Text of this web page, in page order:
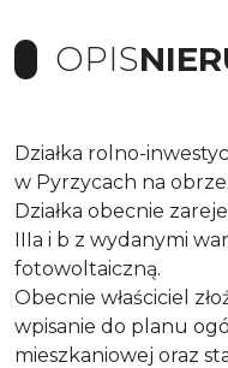
OPIS
Działka rolno-
w Pyrzycach na
Działka obecnie
IIIa i b z wydanymi
fotowoltaiczną.
Obecnie właściciel
wpisanie do planu
mieszkaniowej oraz